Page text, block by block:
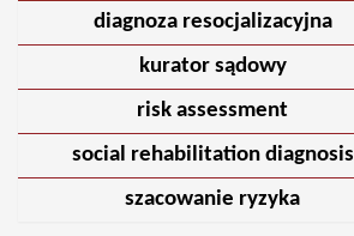
diagnoza resocjalizacyjna
kurator sądowy
risk assessment
social rehabilitation diagnosis
szacowanie ryzyka